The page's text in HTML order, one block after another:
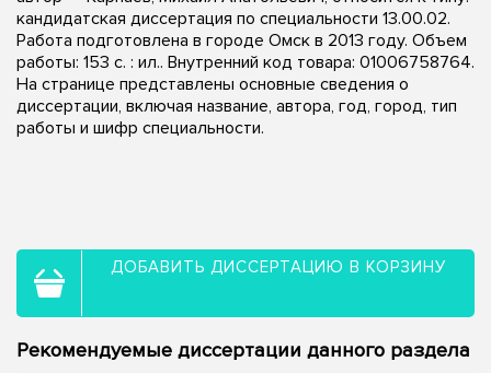
кандидатская диссертация по специальности 13.00.02.
Работа подготовлена в городе Омск в 2013 году. Объем
работы: 153 с. : ил.. Внутренний код товара: 01006758764.
На странице представлены основные сведения о
диссертации, включая название, автора, год, город, тип
работы и шифр специальности.
ДОБАВИТЬ ДИССЕРТАЦИЮ В КОРЗИНУ
Рекомендуемые диссертации данного раздела